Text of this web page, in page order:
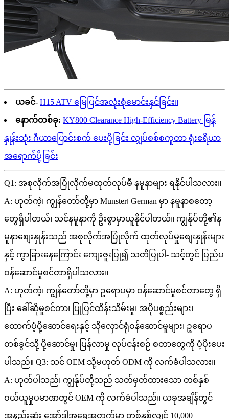
ယခင်- H15 ATV မြေပြင်အလုံးစုံမောင်းနှင်ခြင်း။
နောက်တစ်ခု: KY800 Clearance High-Efficiency Battery မြန်
နှုန်းသုံး ဂီယာပြောင်းစက် ပေးပို့ခြင်း လျှပ်စစ်စကူတာ ရုံးဧရိယာ
အရောက်ပို့ခြင်း
Q1: အစုလိုက်အပြုံလိုက်မထုတ်လုပ်မီ နမူနာများ ရနိုင်ပါသလား။
A: ဟုတ်ကဲ့၊ ကျွန်တော်တို့မှာ Munster၊ German မှာ နမူနာစတော့
တွေရှိပါတယ်၊ သင်နမူနာကို ဦးစွာမှာယူနိုင်ပါတယ်။ ကျွန်ုပ်တို့၏န
မူနာစျေးနှုန်းသည် အစုလိုက်အပြုံလိုက် ထုတ်လုပ်မှုစျေးနှုန်းများ
နှင့် ကွာခြားနေကြောင်း ကျေးဇူးပြု၍ သတိပြုပါ- သင့်တွင် ပြည်ပ
ဝန်ဆောင်မှုစင်တာရှိပါသလား။
A: ဟုတ်ကဲ့၊ ကျွန်တော်တို့မှာ ဥရောပမှာ ဝန်ဆောင်မှုစင်တာတွေ ရှိ
ပြီး ခေါ်ဆိုမှုစင်တာ၊ ပြုပြင်ထိန်းသိမ်းမှု၊ အပိုပစ္စည်းများ၊
ထောက်ပံ့ပို့ဆောင်ရေးနှင့် သိုလှောင်ရုံဝန်ဆောင်မှုများ၊ ဥရောပ
တစ်ခွင်သို့ ပို့ဆောင်မှု၊ ပြန်လာမှု လုပ်ငန်းစဉ် စတာတွေကို ပံ့ပိုးပေး
ပါသည်။ Q3: သင် OEM သို့မဟုတ် ODM ကို လက်ခံပါသလား။
A: ဟုတ်ပါသည်၊ ကျွန်ုပ်တို့သည် သတ်မှတ်ထားသော တစ်နှစ်
ဝယ်ယူမှုပမာဏတွင် OEM ကို လက်ခံပါသည်။ ယခုအချိန်တွင်
အနည်းဆုံး အော်ဒါအရေအတွက်မှာ တစ်နှစ်လျှင် 10,000